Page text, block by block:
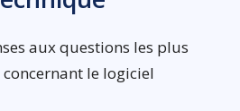
aux questions les plus
le logiciel